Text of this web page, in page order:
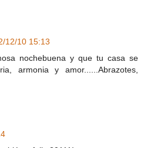
12/10 15:13
nochebuena y que tu casa se
armonia y amor......Abrazotes,